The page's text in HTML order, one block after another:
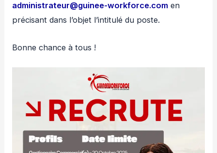
administrateur@guinee-workforce.com en
précisant dans l’objet l’intitulé du poste.
Bonne chance à tous !